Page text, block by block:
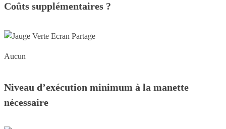
Coûts supplémentaires ?
Aucun
Niveau d’exécution minimum à la manette
nécessaire